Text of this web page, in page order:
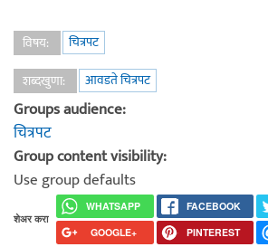
विषय:
चित्रपट
शब्दखुणा:
आवडते चित्रपट
Groups audience:
चित्रपट
Group content visibility:
Use group defaults
शेअर करा
WHATSAPP FACEBOOK
GOOGLE+
PINTEREST